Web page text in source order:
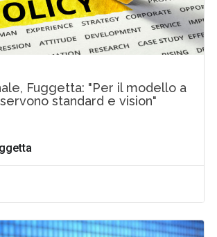
Fuggetta: "Per il modello a
standard e vision"